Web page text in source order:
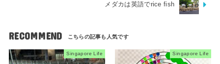
メダカは英語でrice fish
RECOMMEND
Singapore Life Singapore Life